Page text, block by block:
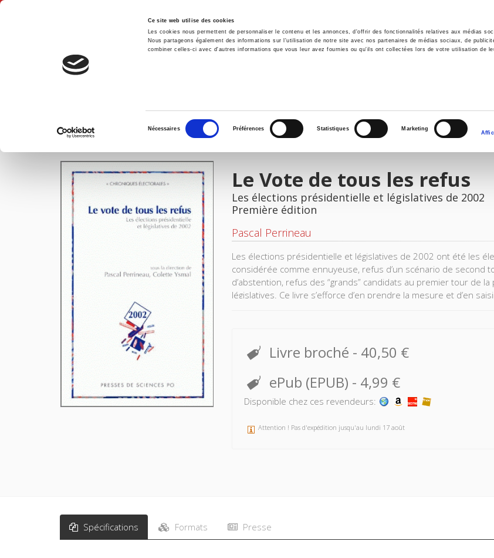
Ce site web utilise des cookies
Les cookies nous permettent de personnaliser le contenu et les annonces, d'offrir des fonctionnalités relatives aux médias
Nous partageons également des informations sur l'utilisation de notre site avec nos partenaires de médias sociaux, de
combiner celles-ci avec d'autres informations que vous leur avez fournies ou qu'ils ont collectées lors de votre utilisation de
consentement
Nécessaires Préférences Statistiques Marketing
Accueil Environnement Histoire
IMAGES
Le Vote de tous les refus
Les élections présidentielle et législatives de 2002
Première édition
Pascal Perrineau
Les élections présidentielle et législatives de 2002 ont été les
considérée comme ennuyeuse, refus d’un scénario de
d’abstention, refus des “grands” candidats au premier tour de
législatives. Ce livre s’efforce d’en prendre la mesure et d’en
Livre broché - 40,50 €
ePub (EPUB) - 4,99 €
Disponible chez ces revendeurs:
Attention ! Pas d'expédition jusqu'au lundi 17 août
Spécifications Formats Presse